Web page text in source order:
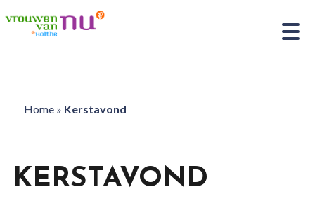
Home» Kerstavond
KERSTAVOND